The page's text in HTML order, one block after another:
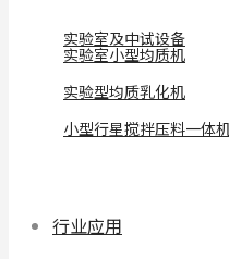
实验室及中试设备
实验室小型均质机
实验型均质乳化机
小型行星搅拌压料一体
行业应用